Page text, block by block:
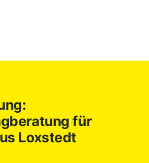
für
Loxstedt